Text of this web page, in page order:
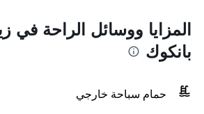
المزايا ووسائل الراحة في
بانكوك
حمام سباحة خارجي